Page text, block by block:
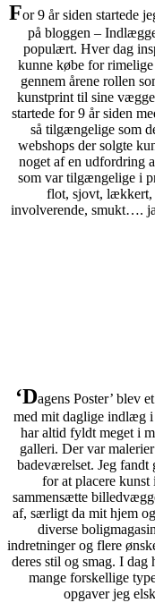
For 9 år siden startede
på bloggen –
populært. Hver dag
kunne købe for
gennem årene rollen
kunstprint til sine
startede for 9 år siden
så tilgængelige som
webshops der solgte
noget af en udfordring
som var tilgængelige i
flot, sjovt, lækkert,
involverende, smukt….
‘Dagens Poster’ blev
med mit daglige indlæg i
har altid fyldt meget i
galleri. Der var
badeværelset. Jeg fandt
for at placere
sammensætte
af, særligt da mit hjem
diverse
indretninger og flere
deres stil og smag. I dag
mange forskellige
opgaver jeg